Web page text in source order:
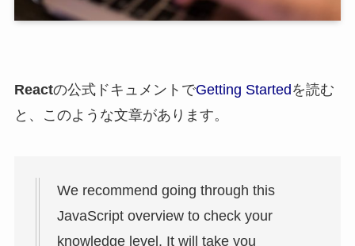
Reactの公式ドキュメントでGetting Started を読む
と、このような文章があります。
We recommend going through this
JavaScript overview to check your
knowledge level. It will take you